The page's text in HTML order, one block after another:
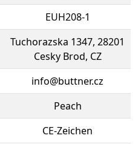
EUH208-1
Tuchorazska 1347, 28201
Cesky Brod, CZ
info@buttner.cz
Peach
CE-Zeichen